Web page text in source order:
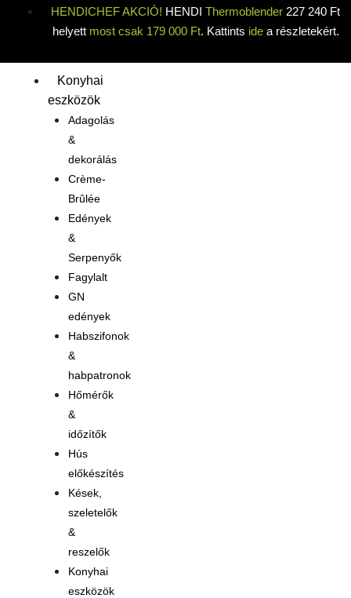
HENDICHEF AKCIÓ! HENDI Thermoblender 227 240 Ft
helyett most csak 179 000 Ft. Kattints idea részletekért.
Konyhai
eszközök
Adagolás
&
dekorálás
Crème-
Brûlée
Edények
&
Serpenyők
Fagylalt
GN
edények
Habszifonok
&
habpatronok
Hőmérők
&
időzítők
Hús
előkészítés
Kések,
szeletelők
&
reszelők
Konyhai
eszközök